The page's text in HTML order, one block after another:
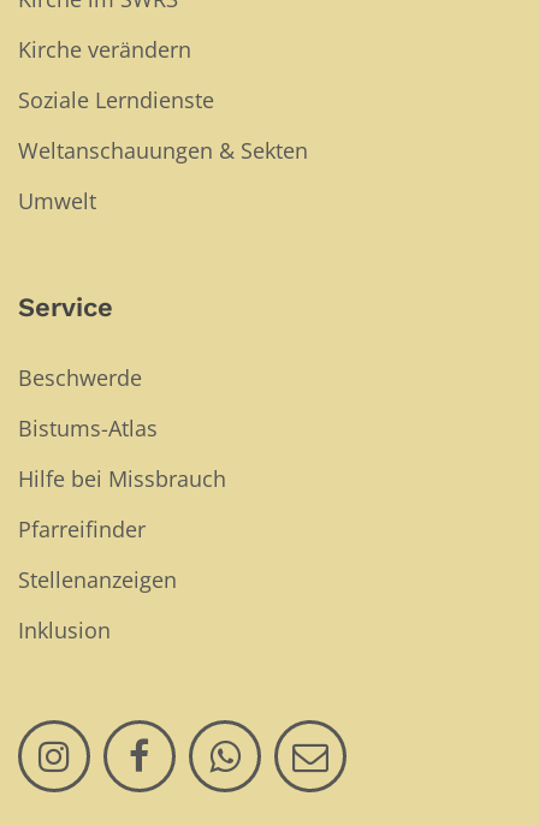
Kirche verändern
Soziale Lerndienste
Weltanschauungen & Sekten
Umwelt
Service
Beschwerde
Bistums-Atlas
Hilfe bei Missbrauch
Pfarreifinder
Stellenanzeigen
Inklusion